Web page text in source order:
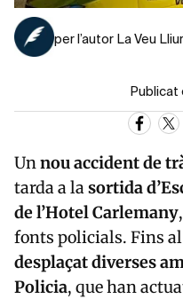
per l’autor La Veu
Publicat
Unnou accident de
tarda a lasortida
de l’Hotel Carlemany
fonts policials. Fins
desplaçat diverses
Policia, que han